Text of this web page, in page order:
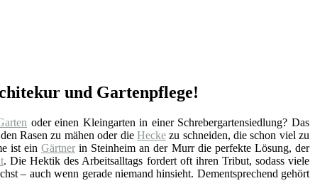
und Gartenpflege!
oder einen Kleingarten in einer Schrebergartensiedlung? Das
Rasen zu mähen oder die Heckezu schneiden, die schon viel zu
ist ein Gärtnerin Steinheim an der Murr die perfekte Lösung, der
. Die Hektik des Arbeitsalltags fordert oft ihren Tribut, sodass viele
– auch wenn gerade niemand hinsieht. Dementsprechend gehört